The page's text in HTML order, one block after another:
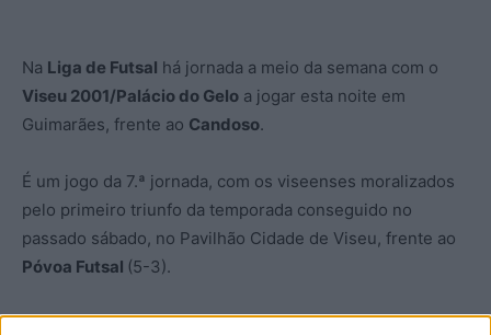
Na Liga de Futsal há jornada a meio da semana com o
Viseu 2001/Palácio do Gelo a jogar esta noite em
Guimarães, frente ao Candoso.
É um jogo da 7.ª jornada, com os viseenses moralizados
pelo primeiro triunfo da temporada conseguido no
passado sábado, no Pavilhão Cidade de Viseu, frente ao
Póvoa Futsal (5-3).
O adversário de hoje é o Candoso, 8.º classificado, com 8